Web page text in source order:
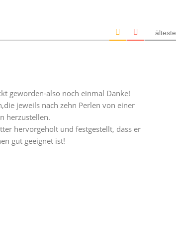
älteste
geworden-also noch einmal Danke!
jeweils nach zehn Perlen von einer
herzustellen.
hervorgeholt und festgestellt, dass er
gut geeignet ist!